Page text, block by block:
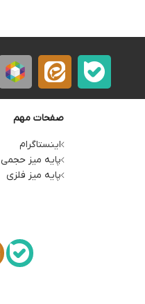
صفحات مهم
اینستاگرام
پایه میز حجمی
پایه میز فلزی